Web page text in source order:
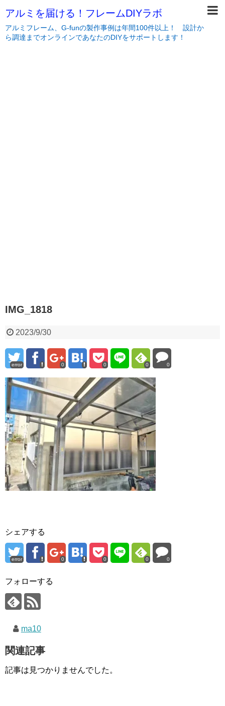
アルミを届ける！フレームDIYラボ
アルミフレーム、G-funの製作事例は年間100件以上！ 設計か
ら調達までオンラインであなたのDIYをサポートします！
IMG_1818
2023/9/30
error 0 0 0 0
シェアする
error 0 0 0 0
フォローする
ma10
関連記事
記事は見つかりませんでした。